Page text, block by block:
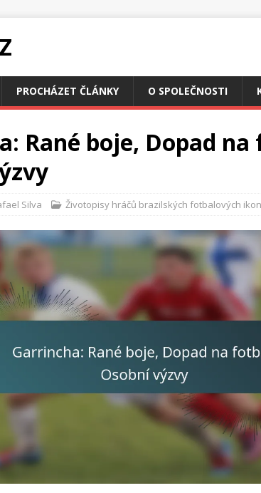
PROCHÁZET ČLÁNKY O SPOLEČNOSTI
Rané boje, Dopad
Silva Životopisy hráčů brazilských fotbalových ikon